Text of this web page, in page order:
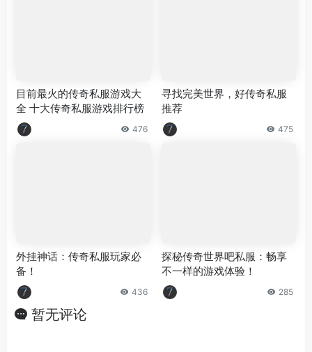
目前最火的传奇私服游戏大
全 十大传奇私服游戏排行榜
476
寻找完美世界，好传奇私服
推荐
475
外挂神话：传奇私服玩家必
备！
436
探秘传奇世界吧私服：畅享
不一样的游戏体验！
285
暂无评论